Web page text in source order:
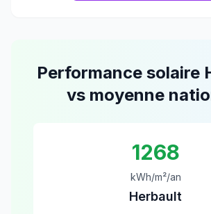
Performance solaire
vs moyenne
1268
kWh/m²/an
Herbault